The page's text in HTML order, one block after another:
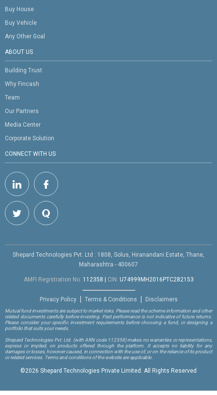
Buy House
Buy Vehicle
Any Other Goal
ABOUT US
Building Trust
Why Fincash
Team
Our Partners
Media Center
Corporate Solution
CONNECT WITH US
Shepard Technologies Pvt. Ltd : 1808, Solus, Hiranandani Estate, Thane,
Maharashtra - 400607
AMFI Registration No. 112358 CIN: U74999MH2016PTC282153
Privacy Policy Terms & Conditions Disclaimers
Mutual fund investments are subject to market risks. Please read the scheme information and other
related documents carefully before investing. Past performance is not indicative of future returns.
Please consider your specific investment requirements before choosing a fund, or designing a
portfolio that suits your needs.
Shepard Technologies Pvt. Ltd. (with ARN code 112358)makes no warranties or representations,
express or implied, on products offered through the platform. It accepts no liability for any
damages or losses, however caused, in connection with the use of, or on the reliance of its product
or related services. Terms and conditions of the website are applicable.
©2026 Shepard Technologies Private Limited. All Rights Reserved